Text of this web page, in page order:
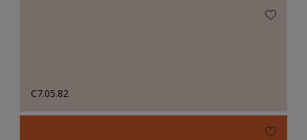
C7.05.82